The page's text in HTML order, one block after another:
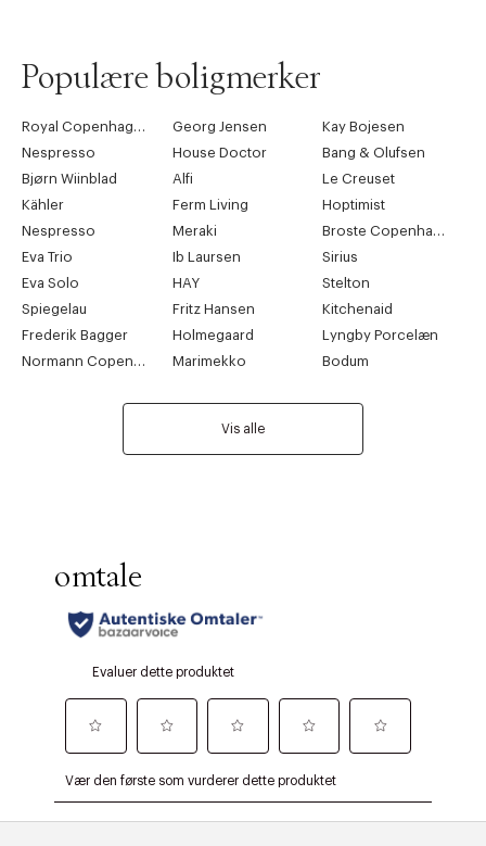
Populære boligmerker
Royal Copenhagen Georg Jensen
Kay Bojesen
Nespresso
House Doctor
Bang & Olufsen
Bjørn Wiinblad
Alfi
Le Creuset
Kähler
Ferm Living
Hoptimist
Nespresso
Meraki
Broste Copenhagen
Eva Trio
Ib Laursen
Sirius
Eva Solo
HAY
Stelton
Spiegelau
Fritz Hansen
Kitchenaid
Frederik Bagger
Holmegaard
Lyngby Porcelæn
Normann Copenhagen
Marimekko Bodum
Vis alle